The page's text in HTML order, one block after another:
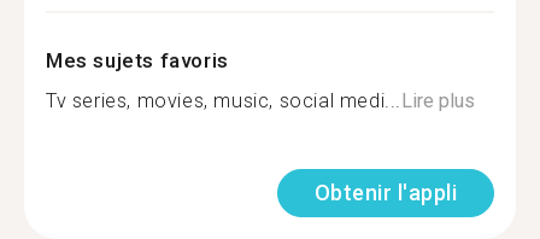
Mes sujets favoris
Tv series, movies, music, social medi...Lire plus
Obtenir l'appli